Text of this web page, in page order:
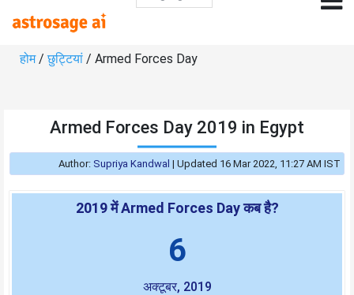
होम/छुट्टियां / Armed Forces Day
Armed Forces Day 2019 in Egypt
Author: Supriya Kandwal | Updated 16 Mar 2022, 11:27 AM IST
2019 में Armed Forces Day कब है?
6
अक्टूबर, 2019